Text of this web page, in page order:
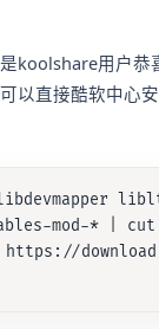
koolshare用户恭
以直接酷软中心
mod-* |
：https://